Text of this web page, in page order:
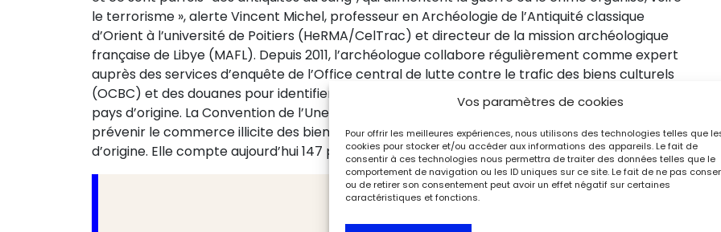
Vos paramètres de cookies
Pour offrir les meilleures expériences, nous utilisons des technologies telles que
cookies pour stocker et/ou accéder aux informations des appareils. Le fait de
consentir à ces technologies nous permettra de traiter des données telles que le
comportement de navigation ou les ID uniques sur ce site. Le fait de ne pas
ou de retirer son consentement peut avoir un effet négatif sur certaines
caractéristiques et fonctions.
le terrorisme », alerte Vincent Michel, professeur en Archéologie de l’Antiquité classique
d’Orient à l’université de Poitiers (HeRMA/CelTrac) et directeur de la mission archéologique
française de Libye (MAFL). Depuis 2011, l’archéologue collabore régulièrement comme expert
auprès des services d’enquête de l’Office central de lutte contre le trafic des biens culturels
(OCBC) et des douanes pour identifier et vérifier les objets suspects afin de les rendre à leur
pays d’origine. La Convention de l’Unesco de 1970 a établi un cadre juridique et pratique pour
prévenir le commerce illicite des biens culturels et permettre leur retour dans leur pays
d’origine. Elle compte aujourd’hui 147 pays signataires, dont la France depuis 1997.